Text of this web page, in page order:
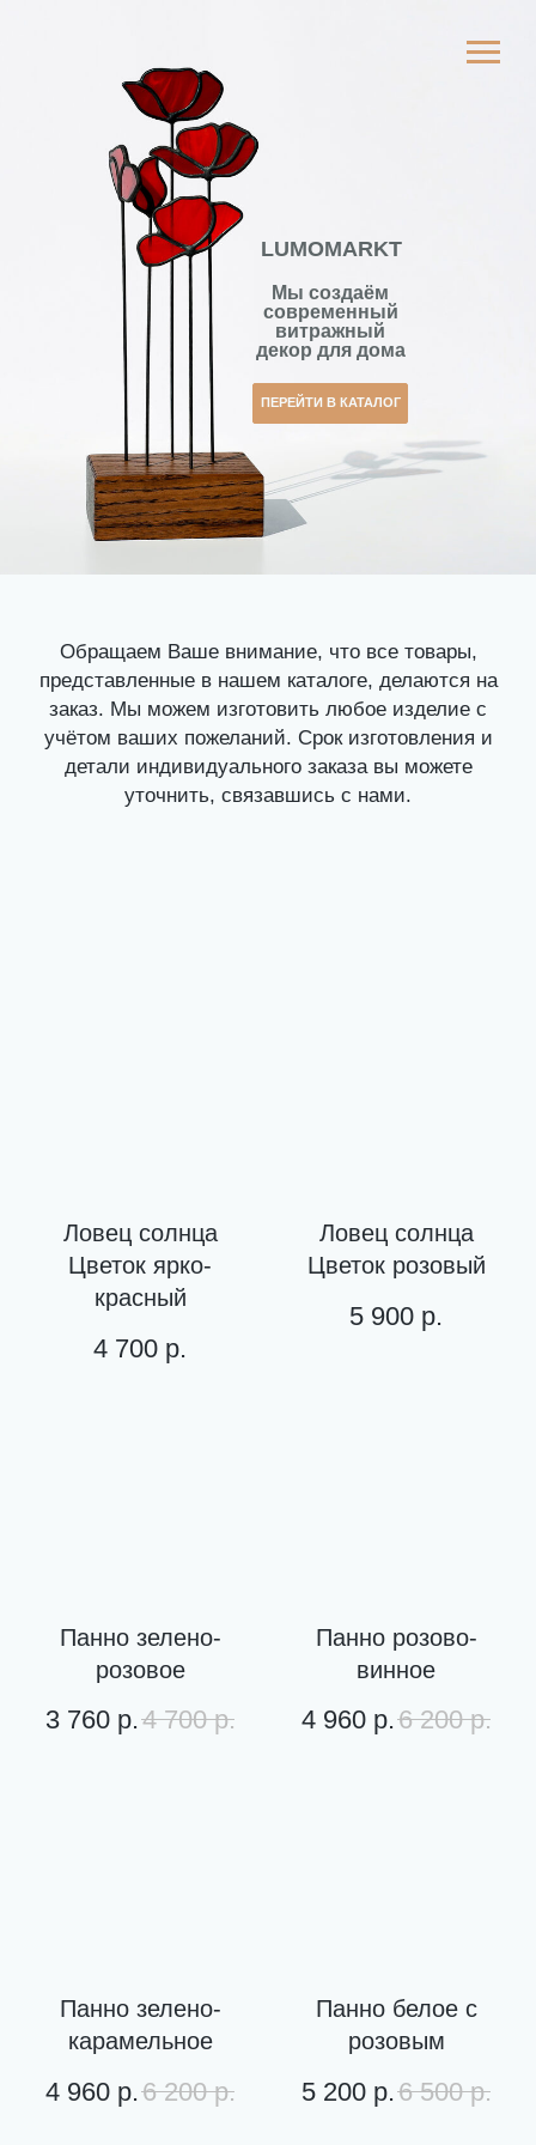
Мы создаём
современный
витражный
декор для дома
ПЕРЕЙТИ В КАТАЛОГ
LUMOMARKT
Обращаем Ваше внимание, что все товары,
представленные в нашем каталоге, делаются на
заказ. Мы можем изготовить любое изделие с
учётом ваших пожеланий. Срок изготовления и
детали индивидуального заказа вы можете
уточнить, связавшись с нами.
Ловец солнца
Цветок ярко-
красный
4 700 р.
Ловец солнца
Цветок розовый
5 900 р.
Панно зелено-
розовое
3 760 р.4 700 р.
Панно розово-
винное
4 960 р.6 200 р.
Панно зелено-
карамельное
4 960 р.6 200 р.
Панно белое с
розовым
5 200 р.6 500 р.